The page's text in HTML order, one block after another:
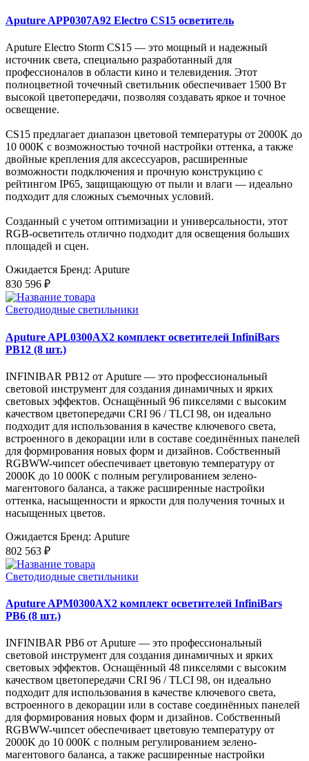
Aputure APP0307A92 Electro CS15 осветитель
Aputure Electro Storm CS15 — это мощный и надежный
источник света, специально разработанный для
профессионалов в области кино и телевидения. Этот
полноцветной точечный светильник обеспечивает 1500 Вт
высокой цветопередачи, позволяя создавать яркое и точное
освещение.
CS15 предлагает диапазон цветовой температуры от 2000K до
10 000K с возможностью точной настройки оттенка, а также
двойные крепления для аксессуаров, расширенные
возможности подключения и прочную конструкцию с
рейтингом IP65, защищающую от пыли и влаги — идеально
подходит для сложных съемочных условий.
Созданный с учетом оптимизации и универсальности, этот
RGB-осветитель отлично подходит для освещения больших
площадей и сцен.
Ожидается Бренд: Aputure
830 596 ₽
Светодиодные светильники
Aputure APL0300AX2 комплект осветителей InfiniBars
PB12 (8 шт.)
INFINIBAR PB12 от Aputure — это профессиональный
световой инструмент для создания динамичных и ярких
световых эффектов. Оснащённый 96 пикселями с высоким
качеством цветопередачи CRI 96 / TLCI 98, он идеально
подходит для использования в качестве ключевого света,
встроенного в декорации или в составе соединённых панелей
для формирования новых форм и дизайнов. Собственный
RGBWW-чипсет обеспечивает цветовую температуру от
2000K до 10 000K с полным регулированием зелено-
магентового баланса, а также расширенные настройки
оттенка, насыщенности и яркости для получения точных и
насыщенных цветов.
Ожидается Бренд: Aputure
802 563 ₽
Светодиодные светильники
Aputure APM0300AX2 комплект осветителей InfiniBars
PB6 (8 шт.)
INFINIBAR PB6 от Aputure — это профессиональный
световой инструмент для создания динамичных и ярких
световых эффектов. Оснащённый 48 пикселями с высоким
качеством цветопередачи CRI 96 / TLCI 98, он идеально
подходит для использования в качестве ключевого света,
встроенного в декорации или в составе соединённых панелей
для формирования новых форм и дизайнов. Собственный
RGBWW-чипсет обеспечивает цветовую температуру от
2000K до 10 000K с полным регулированием зелено-
магентового баланса, а также расширенные настройки